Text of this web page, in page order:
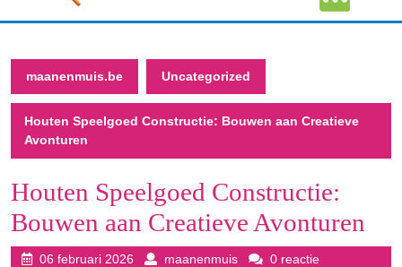
maanenmuis.be Uncategorized
Houten Speelgoed Constructie: Bouwen aan Creatieve
Avonturen
Houten Speelgoed Constructie:
Bouwen aan Creatieve Avonturen
06 februari 2026 06
maanenmuismaanenmuis
0 reactie